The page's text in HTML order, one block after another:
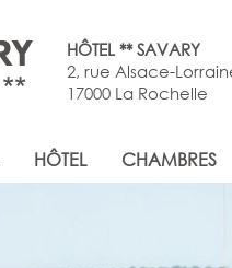
HÔTEL ** SAVARY
2, rue Alsace-
17000 La Rochelle
HÔTEL CHAMBRES